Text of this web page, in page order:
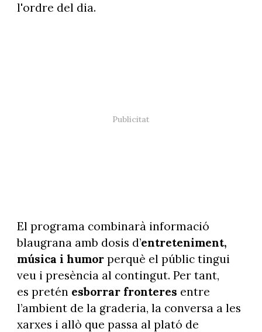
l'ordre del dia.
El programa combinarà informació
blaugrana amb dosis d’entreteniment,
música i humorperquè el públic tingui
veu i presència al contingut. Per tant,
es pretén esborrar fronteres entre
l’ambient de la graderia, la conversa a les
xarxes i allò que passa al plató de